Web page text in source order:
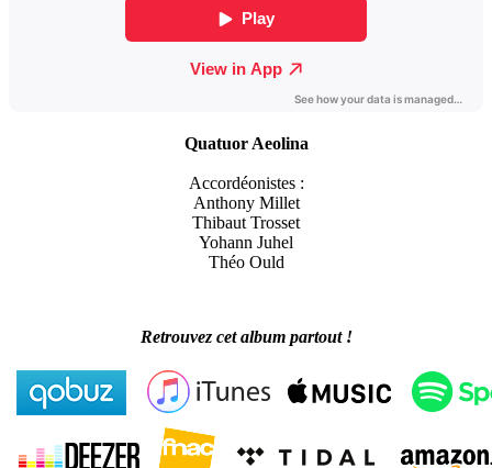
Quatuor Aeolina
Accordéonistes :
Anthony Millet
Thibaut Trosset
Yohann Juhel
Théo Ould
Retrouvez cet album partout !